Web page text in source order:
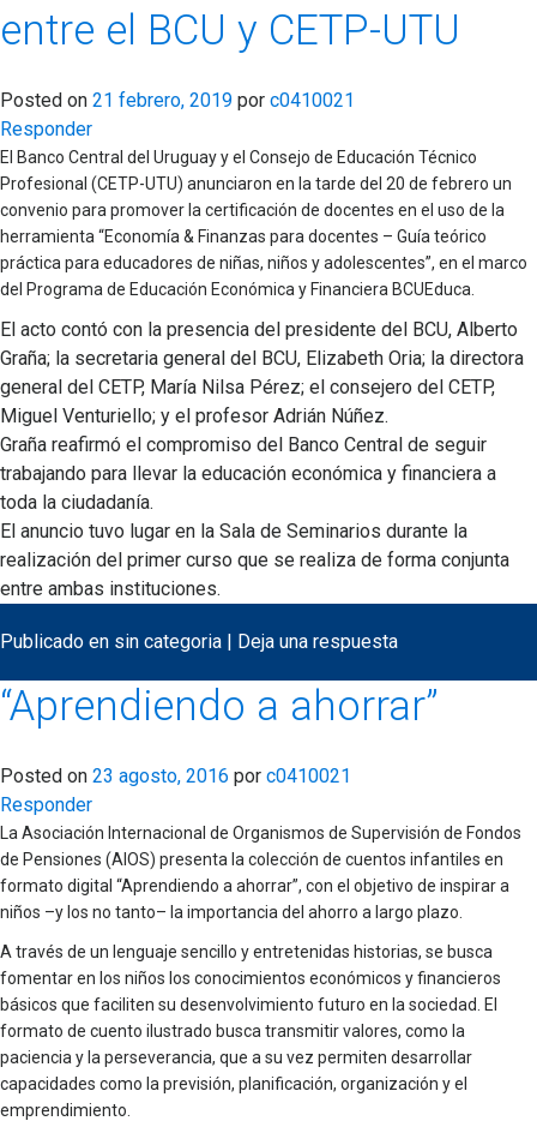
entre el BCU y CETP-UTU
Posted on 21 febrero, 2019 por c0410021
Responder
​El Banco Central del Uruguay y el Consejo de Educación Técnico
Profesional (CETP-UTU) anunciaron en la tarde del 20 de febrero un
convenio para promover la certificación de docentes en el uso de la
herramienta “Economía & Finanzas para docentes – Guía teórico
práctica para educadores de niñas, niños y adolescentes”, en el marco
del Programa de Educación Económica y Financiera BCUEduca.
El acto contó con la presencia del presidente del BCU, Alberto
Graña; la secretaria general del BCU, Elizabeth Oria; la directora
general del CETP, María Nilsa Pérez; el consejero del CETP,
Miguel Venturiello; y el profesor Adrián Núñez.
Graña reafirmó el compromiso del Banco Central de seguir
trabajando para llevar la educación económica y financiera a
toda la ciudadanía.
El anuncio tuvo lugar en la Sala de Seminarios durante la
realización del primer curso que se realiza de forma conjunta
entre ambas instituciones.
Publicado en sin categoria | Deja una respuesta
“Aprendiendo a ahorrar”
Posted on 23 agosto, 2016 por c0410021
Responder
La Asociación Internacional de Organismos de Supervisión de Fondos
de Pensiones (AIOS) presenta la colección de cuentos infantiles en
formato digital “Aprendiendo a ahorrar”, con el objetivo de inspirar a
niños –y los no tanto– la importancia del ahorro a largo plazo.
A través de un lenguaje sencillo y entretenidas historias, se busca
fomentar en los niños los conocimientos económicos y financieros
básicos que faciliten su desenvolvimiento futuro en la sociedad. El
formato de cuento ilustrado busca transmitir valores, como la
paciencia y la perseverancia, que a su vez permiten desarrollar
capacidades como la previsión, planificación, organización y el
emprendimiento.